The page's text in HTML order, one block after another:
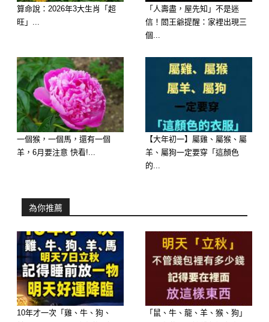
老人說：老婆是這5個生肖，老公越來
歲月雖然催人老，現實常常惹人淚，而
幸福的生活必定是兩個人合力經營起來
的，在一段美滿的姻緣之中，兩口子必
定都有收穫，丈夫的事業難免風生水
起，老婆的容貌也不會因為現實生活的
瑣碎而老的變快，如果娶了這幾個生肖
就要恭喜了，他們的日子實在太好，老
公永不缺錢，老婆則越來越漂亮。
那麼究竟老婆是哪些生肖，丈夫的財運
最棒呢？
算命說：2026年3大生肖「超
旺」...
「人壽盡，屋先知」不是迷
信！閻王爺提醒：家裡出現三
個...
一個猴，一個馬，還有一個
羊，6月要注意 快看!...
【大年初一】屬雞、屬猴、屬
羊、屬狗一定要穿「這顏色
的...
為你推薦
10年才一次「雞、牛、狗、
「鼠、牛、龍、羊、猴、狗」